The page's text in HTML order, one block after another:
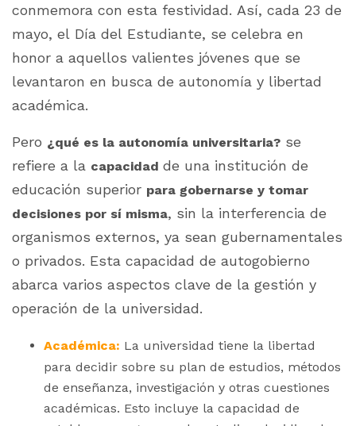
conmemora con esta festividad. Así, cada 23 de
mayo, el Día del Estudiante, se celebra en
honor a aquellos valientes jóvenes que se
levantaron en busca de autonomía y libertad
académica.
Pero ¿qué es la autonomía universitaria? se
refiere a la capacidad de una institución de
educación superior para gobernarse y tomar
decisiones por sí misma, sin la interferencia de
organismos externos, ya sean gubernamentales
o privados. Esta capacidad de autogobierno
abarca varios aspectos clave de la gestión y
operación de la universidad.
Académica: La universidad tiene la libertad
para decidir sobre su plan de estudios, métodos
de enseñanza, investigación y otras cuestiones
académicas. Esto incluye la capacidad de